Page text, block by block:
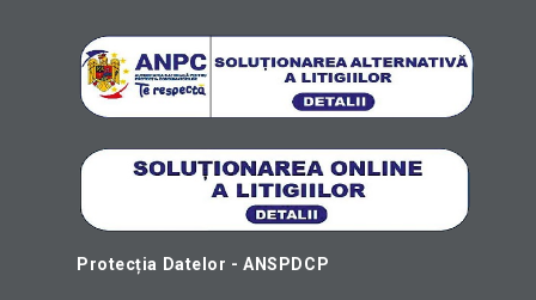
Protecția Datelor - ANSPDCP